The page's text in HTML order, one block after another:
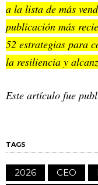
a la lista de más
publicación más
52 estrategias para
la resiliencia y
Este artículo fue
TAGS
2026 CEO